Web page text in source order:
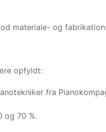
materiale- og
opfyldt:
fra
og 70 %.